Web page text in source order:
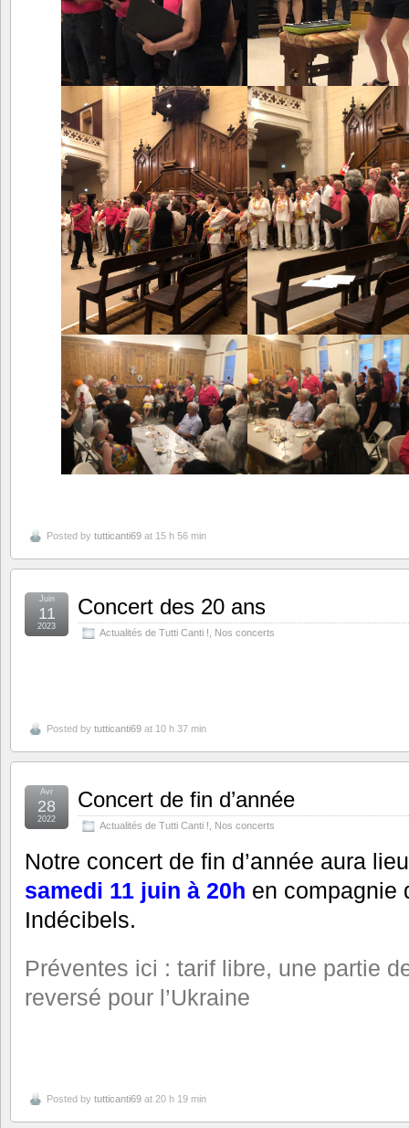
Posted by tutticanti69 at 15 h 56 min
Concert des 20 ans
Actualités de Tutti Canti ! Nos concerts
Juin
11
2023
Posted by tutticanti69 at 10 h 37 min
Concert de fin d’année
Actualités de Tutti Canti ! Nos concerts
Avr
28
2022
Notre concert de fin d’année aura
samedi 11 juin à 20h en compagnie
Indécibels.
Préventes ici : tarif libre, une partie
reversé pour l’Ukraine
Posted by tutticanti69 at 20 h 19 min